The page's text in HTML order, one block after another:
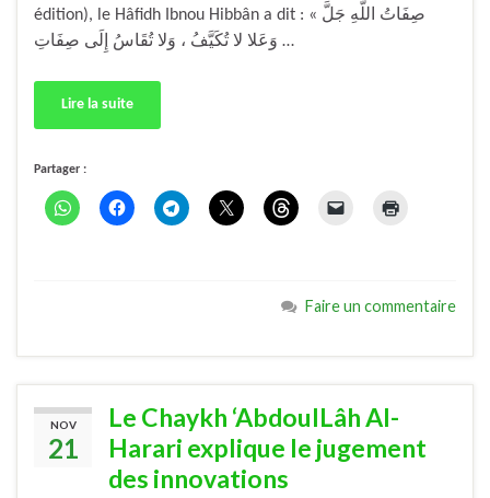
édition), le Hâfidh Ibnou Hibbân a dit : « صِفَاتُ اللَّهِ جَلَّ
وَعَلا لا تُكَيَّفُ ، وَلا تُقَاسُ إِلَى صِفَاتِ …
Lire la suite
Partager :
Faire un commentaire
NOV
21
Le Chaykh ‘AbdoulLâh Al-
Harari explique le jugement
des innovations